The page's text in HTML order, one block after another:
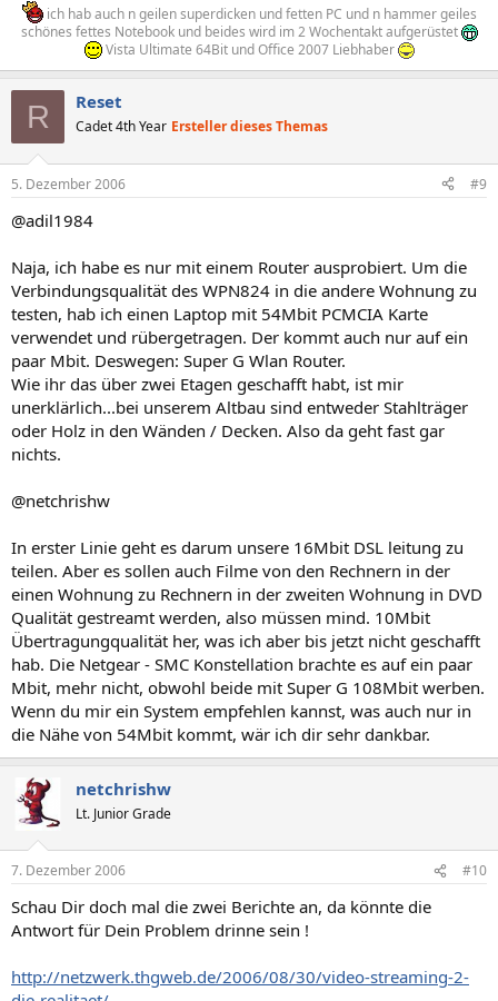
ich hab auch n geilen superdicken und fetten PC und n hammer geiles
schönes fettes Notebook und beides wird im 2 Wochentakt aufgerüstet
Vista Ultimate 64Bit und Office 2007 Liebhaber
R Reset
Cadet 4th Year Ersteller dieses Themas
5. Dezember 2006 #9
@adil1984
Naja, ich habe es nur mit einem Router ausprobiert. Um die
Verbindungsqualität des WPN824 in die andere Wohnung zu
testen, hab ich einen Laptop mit 54Mbit PCMCIA Karte
verwendet und rübergetragen. Der kommt auch nur auf ein
paar Mbit. Deswegen: Super G Wlan Router.
Wie ihr das über zwei Etagen geschafft habt, ist mir
unerklärlich...bei unserem Altbau sind entweder Stahlträger
oder Holz in den Wänden / Decken. Also da geht fast gar
nichts.
@netchrishw
In erster Linie geht es darum unsere 16Mbit DSL leitung zu
teilen. Aber es sollen auch Filme von den Rechnern in der
einen Wohnung zu Rechnern in der zweiten Wohnung in DVD
Qualität gestreamt werden, also müssen mind. 10Mbit
Übertragungqualität her, was ich aber bis jetzt nicht geschafft
hab. Die Netgear - SMC Konstellation brachte es auf ein paar
Mbit, mehr nicht, obwohl beide mit Super G 108Mbit werben.
Wenn du mir ein System empfehlen kannst, was auch nur in
die Nähe von 54Mbit kommt, wär ich dir sehr dankbar.
netchrishw
Lt. Junior Grade
7. Dezember 2006 #10
Schau Dir doch mal die zwei Berichte an, da könnte die
Antwort für Dein Problem drinne sein !
http://netzwerk.thgweb.de/2006/08/30/video-streaming-2-